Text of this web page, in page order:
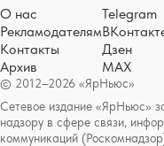
© 2012–2026 «ЯрНьюс»
Сетевое издание «ЯрНьюс»
надзору в сфере связи,
коммуникаций
О нас
Рекламодателям
Контакты
Архив
Telegram
Дзен
MAX